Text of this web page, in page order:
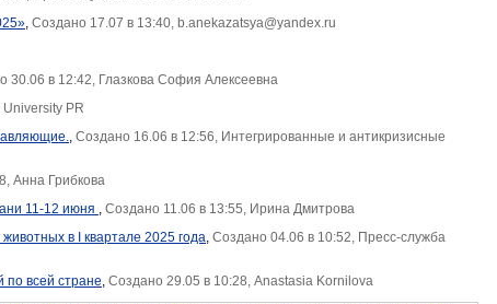
, Создано 17.07 в 13:40, b.anekazatsya@yandex.ru
30.06 в 12:42, Глазкова София Алексеевна
PR
, Создано 16.06 в 12:56, Интегрированные и антикризисные
Анна Грибкова
11-12 июня , Создано 11.06 в 13:55, Ирина Дмитрова
в I квартале 2025 года, Создано 04.06 в 10:52, Пресс-служба
всей стране, Создано 29.05 в 10:28, Anastasia Kornilova